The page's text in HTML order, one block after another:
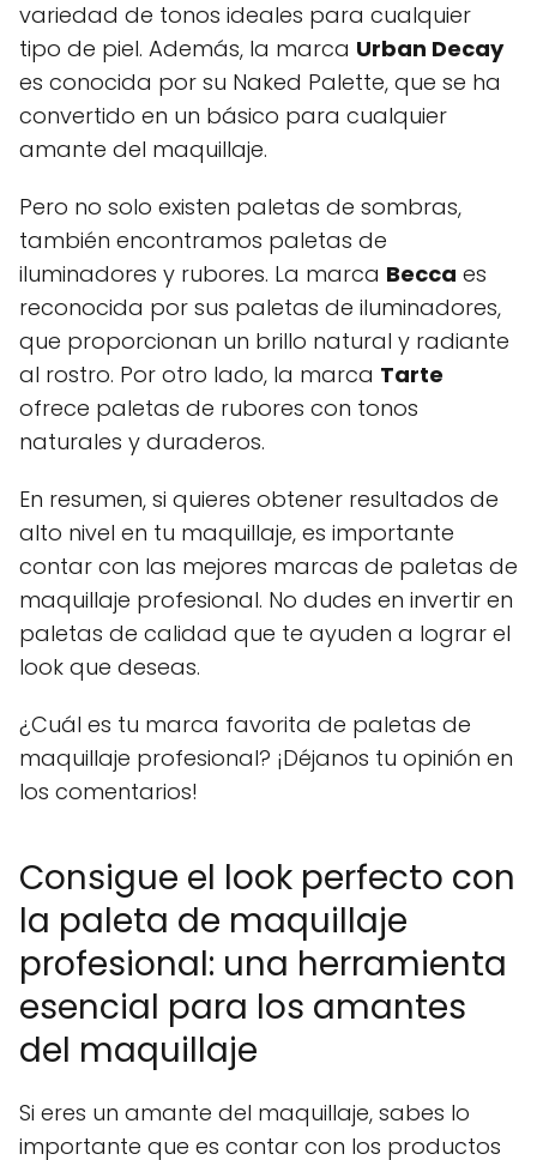
variedad de tonos ideales para cualquier
tipo de piel. Además, la marca Urban Decay
es conocida por su Naked Palette, que se ha
convertido en un básico para cualquier
amante del maquillaje.
Pero no solo existen paletas de sombras,
también encontramos paletas de
iluminadores y rubores. La marca Becca es
reconocida por sus paletas de iluminadores,
que proporcionan un brillo natural y radiante
al rostro. Por otro lado, la marca Tarte
ofrece paletas de rubores con tonos
naturales y duraderos.
En resumen, si quieres obtener resultados de
alto nivel en tu maquillaje, es importante
contar con las mejores marcas de paletas de
maquillaje profesional. No dudes en invertir en
paletas de calidad que te ayuden a lograr el
look que deseas.
¿Cuál es tu marca favorita de paletas de
maquillaje profesional? ¡Déjanos tu opinión en
los comentarios!
Consigue el look perfecto con
la paleta de maquillaje
profesional: una herramienta
esencial para los amantes
del maquillaje
Si eres un amante del maquillaje, sabes lo
importante que es contar con los productos